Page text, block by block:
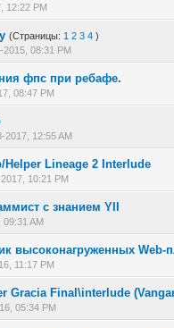
12:22 PM
(Страницы: 1 2 3 4 )
2015, 08:31 PM
0 голос(ов) - 0 из
фпс при ребафе.
08:47 PM
0 голос(ов) - 0 из
2017, 12:55 AM
Helper Lineage 2 Interlude
10:21 PM
0 голос(ов) - 0 из
с знанием YII
09:31 AM
0 голос(ов) - 0 из
высоконагруженных Web-
11:17 PM
0 голос(ов) - 0 из
12
Gracia Final\interlude
05:34 PM
0 голос(ов) - 0 из
12